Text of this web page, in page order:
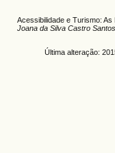
Acessibilidade e Turismo:
Joana da Silva Castro
Última alteração: